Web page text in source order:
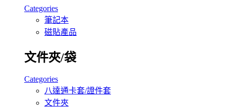
Categories
筆記本
磁貼產品
文件夾/袋
Categories
八達通卡套/證件套
文件夾